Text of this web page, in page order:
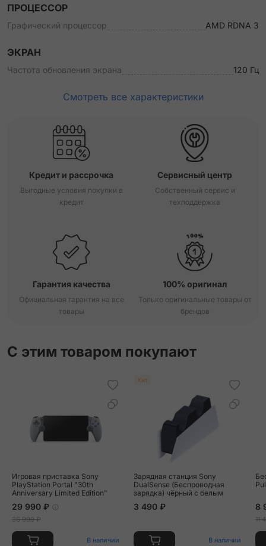
ПРОЦЕССОР
Графический процессор AMD RDNA 3
ЭКРАН
Частота обновления экрана 120 Гц
Смотреть все характеристики
Кредит и рассрочка
Выгодные условия покупки в
кредит
Сервисный центр
Собственный сервис и
техподдержка
Гарантия качества
Официальная гарантия на все
товары
100% оригинал
Только оригинальные товары от
брендов
С этим товаром покупают
Игровая приставка Sony
PlayStation Portal "30th
Anniversary Limited Edition"
29 990 ₽
36 990 ₽
В наличии
Хит
Зарядная станция Sony
DualSense (Беспроводная
зарядка) чёрный с белым
3 490 ₽
В наличии
8
11